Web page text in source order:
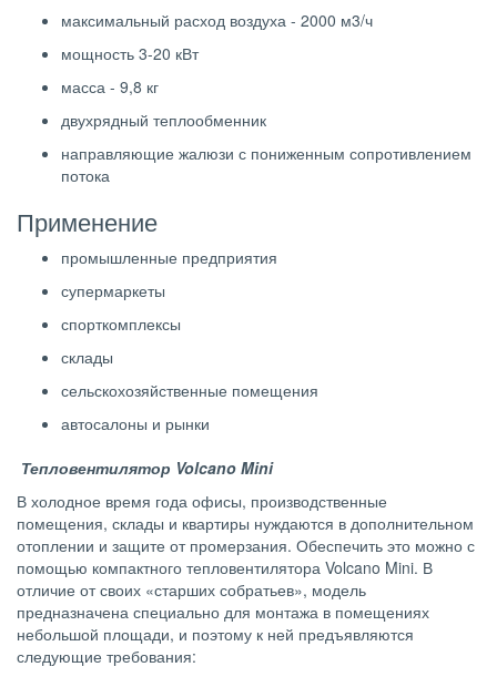
максимальный расход воздуха - 2000 м3/ч
мощность 3-20 кВт
масса - 9,8 кг
двухрядный теплообменник
направляющие жалюзи с пониженным сопротивлением
потока
Применение
промышленные предприятия
супермаркеты
спорткомплексы
склады
сельскохозяйственные помещения
автосалоны и рынки
Тепловентилятор Volcano Mini
В холодное время года офисы, производственные
помещения, склады и квартиры нуждаются в дополнительном
отоплении и защите от промерзания. Обеспечить это можно с
помощью компактного тепловентилятора Volcano Mini. В
отличие от своих «старших собратьев», модель
предназначена специально для монтажа в помещениях
небольшой площади, и поэтому к ней предъявляются
следующие требования: